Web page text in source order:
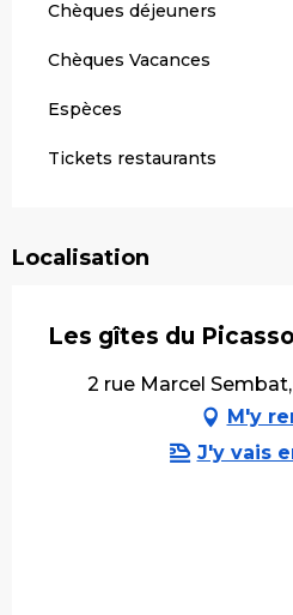
Chèques déjeuners
Chèques Vacances
Espèces
Tickets restaurants
Localisation
Les gîtes du Picasso
2 rue Marcel
M'y
J'y vais